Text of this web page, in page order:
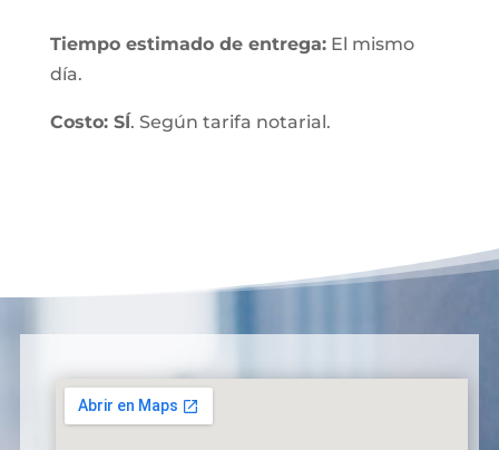
Tiempo estimado de entrega:El mismo
día.
Costo: SÍ. Según tarifa notarial.